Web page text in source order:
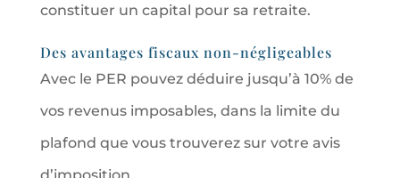
constituer un capital pour sa retraite.
Des avantages fiscaux non-négligeables
Avec le PER pouvez déduire jusqu’à 10% de
vos revenus imposables, dans la limite du
plafond que vous trouverez sur votre avis